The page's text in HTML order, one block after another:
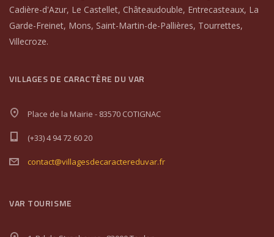
Cadière-d'Azur, Le Castellet, Châteaudouble, Entrecasteaux, La
Garde-Freinet, Mons, Saint-Martin-de-Pallières, Tourrettes,
Villecroze.
VILLAGES DE CARACTÈRE DU VAR
Place de la Mairie - 83570 COTIGNAC
(+33) 4 94 72 60 20
contact@villagesdecaractereduvar.fr
VAR TOURISME